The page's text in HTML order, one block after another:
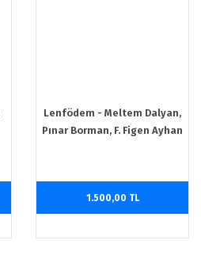
Lenfödem - Meltem Dalyan,
Pınar Borman, F. Figen Ayhan
1.500,00 TL